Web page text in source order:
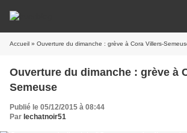
Accueil » Ouverture du dimanche : grève à Cora Villers-
Ouverture du dimanche : grève à
Semeuse
Publié le 05/12/2015 à 08:44
Par lechatnoir51